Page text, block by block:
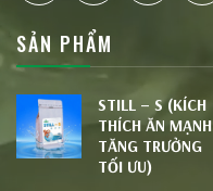
SẢN PHẨM
STILL – S (KÍCH
THÍCH ĂN MẠNH
TĂNG TRƯỞNG
TỐI ƯU)